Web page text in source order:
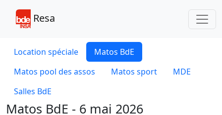
Resa
Location spéciale
Matos BdE
Matos pool des assos
Matos sport
MDE
Salles BdE
Matos BdE - 6 mai 2026